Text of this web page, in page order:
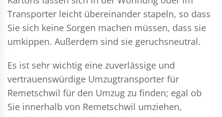
Transporter leicht übereinander stapeln, so dass
Sie sich keine Sorgen machen müssen, dass sie
umkippen. Außerdem sind sie geruchsneutral.
Es ist sehr wichtig eine zuverlässige und
vertrauenswürdige Umzugtransporter für
Remetschwil für den Umzug zu finden; egal ob
Sie innerhalb von Remetschwil umziehen,